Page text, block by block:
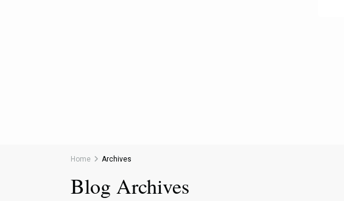
Home Archives
Blog Archives